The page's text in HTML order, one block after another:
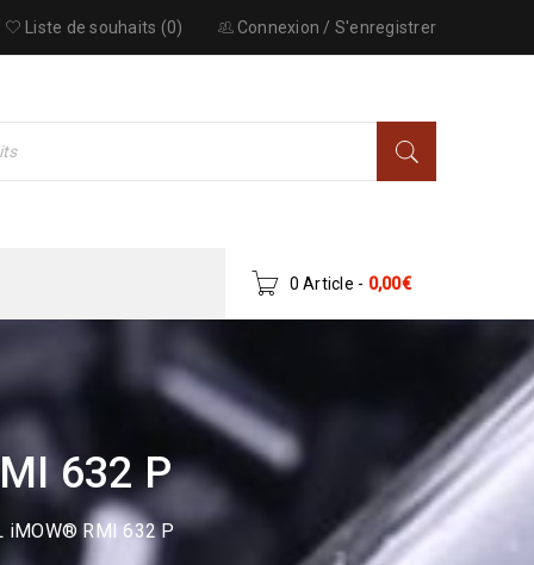
Connexion / S'enregistrer
Liste de souhaits (0)
0 Article - 0,00€
632 P
iMOW® RMI 632 P